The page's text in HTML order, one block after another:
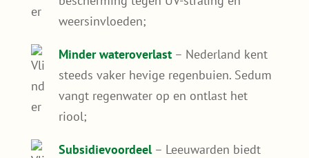
– Help de stad vergroenen en verbeter
de luchtkwaliteit!
Subsidie voor groene daken in
Leeuwarden
De gemeente Leeuwarden stimuleert
en biedt subsidies voor een groen dak of